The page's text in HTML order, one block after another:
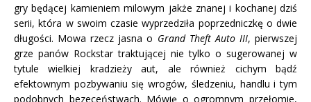
gry będącej kamieniem milowym jakże znanej i kochanej dziś
serii, która w swoim czasie wyprzedziła poprzedniczkę o dwie
długości. Mowa rzecz jasna o Grand Theft Auto III, pierwszej
grze panów Rockstar traktującej nie tylko o sugerowanej w
tytule wielkiej kradzieży aut, ale również cichym bądź
efektownym pozbywaniu się wrogów, śledzeniu, handlu i tym
podobnych bezeceństwach. Mówię o ogromnym przełomie,